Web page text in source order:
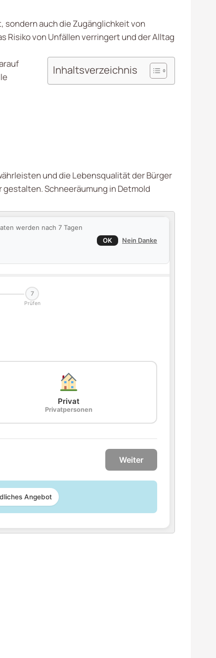
sondern auch die Zugänglichkeit von
von Unfällen verringert und der Alltag
Inhaltsverzeichnis
und die Lebensqualität der Bürger
gestalten. Schneeräumung in Detmold
werden nach 7 Tagen
OK Nein Danke
7
Prüfen
Privat
Privatpersonen
Weiter
Angebot